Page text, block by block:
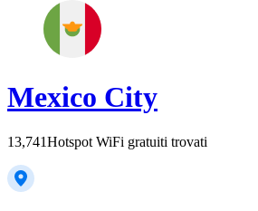
Mexico City
13,741Hotspot WiFi gratuiti trovati